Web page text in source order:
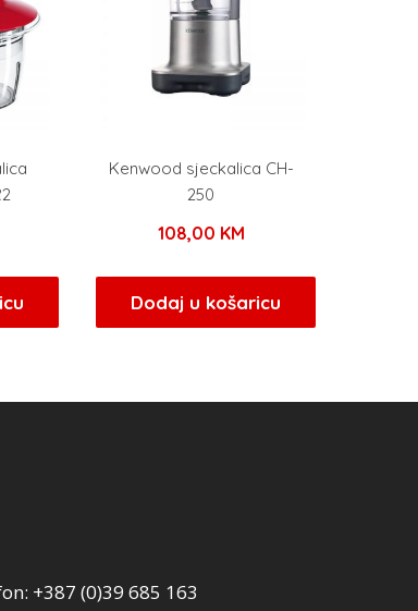
Kenwood sjeckalica CH-
250
108,00 KM
Dodaj u košaricu
+387 (0)39 685 163